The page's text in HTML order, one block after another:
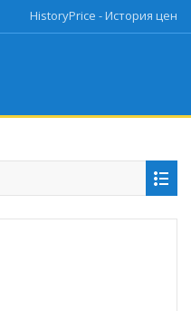
HistoryPrice - История цен